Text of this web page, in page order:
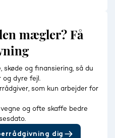
mægler? Få
skøde og finansiering, så du
og dyre fejl.
som kun arbejder for
og ofte skaffe bedre
dig